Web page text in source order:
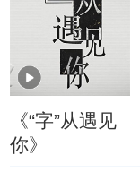
《“字”从遇见
你》